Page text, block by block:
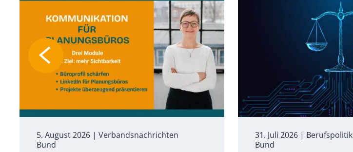
5. August 2026 | Verbandsnachrichten
Bund
31. Juli 2026 | Berufspolitik
Bund